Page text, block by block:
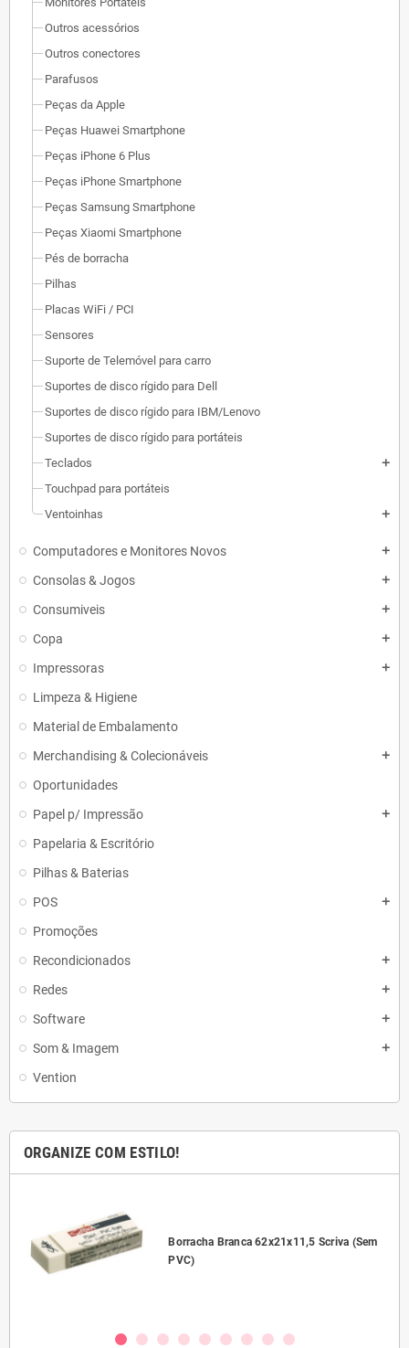
Outros acessórios
Outros conectores
Parafusos
Peças da Apple
Peças Huawei Smartphone
Peças iPhone 6 Plus
Peças iPhone Smartphone
Peças Samsung Smartphone
Peças Xiaomi Smartphone
Pés de borracha
Pilhas
Placas WiFi / PCI
Sensores
Suporte de Telemóvel para carro
Suportes de disco rígido para Dell
Suportes de disco rígido para IBM/Lenovo
Suportes de disco rígido para portáteis
Teclados
add
Touchpad para portáteis
Ventoinhas
add
Computadores e Monitores Novos add
Consolas & Jogos add
Consumiveis add
Copa add
Impressoras add
Limpeza & Higiene
Material de Embalamento
Merchandising & Colecionáveis
add
Oportunidades
Papel p/ Impressão
add
Papelaria & Escritório
Pilhas & Baterias
POS
add
Promoções
Recondicionados
add
Redes add
Software add
Som & Imagem add
Vention
ORGANIZE COM ESTILO!
Borracha Branca 62x21x11,5 Scriva (Sem
PVC)